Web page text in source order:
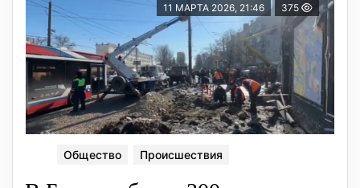
11 МАРТА 2026, 21:46 375
Общество Происшествия